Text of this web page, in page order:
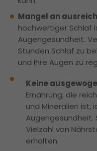
Mangel an
hochwertiger Schlaf
Augengesundheit.
Stunden Schlaf zu
und Ihre Augen zu
Keine
Ernährung, die
und Mineralien ist,
Augengesundheit.
Vielzahl von
erhalten.